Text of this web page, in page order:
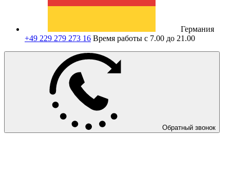
Германия
+49 229 279 273 16 Время работы с 7.00 до 21.00
Обратный звонок